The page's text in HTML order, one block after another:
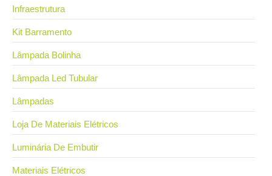
Infraestrutura
Kit Barramento
Lâmpada Bolinha
Lâmpada Led Tubular
Lâmpadas
Loja De Materiais Elétricos
Luminária De Embutir
Materiais Elétricos